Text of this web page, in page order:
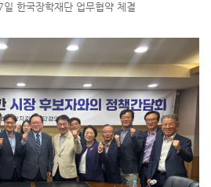
한국장학재단 업무협약 체결